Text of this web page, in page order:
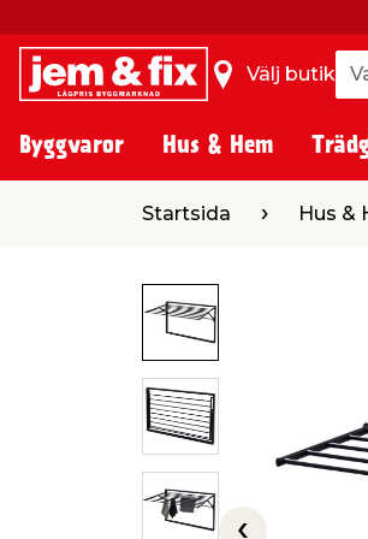
Välj butik
Byggvaror Hus & Hem
Hus & Hem
Startsida Hus &